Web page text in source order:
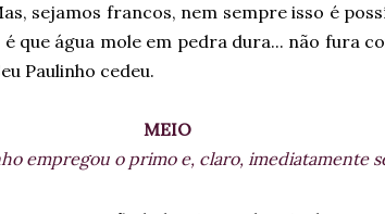
sejamos francos, nem sempre isso é
que água mole em pedra dura... não fura
Paulinho cedeu.
MEIO
empregou o primo e, claro, imediatamente